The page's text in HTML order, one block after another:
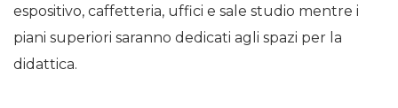
espositivo, caffetteria, uffici e sale studio mentre i
piani superiori saranno dedicati agli spazi per la
didattica.